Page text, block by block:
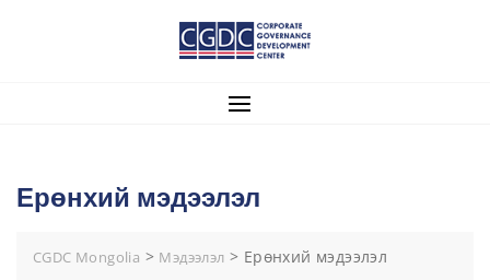
Ерөнхий мэдээлэл
CGDC Mongolia > Мэдээлэл > Ерөнхий мэдээлэл